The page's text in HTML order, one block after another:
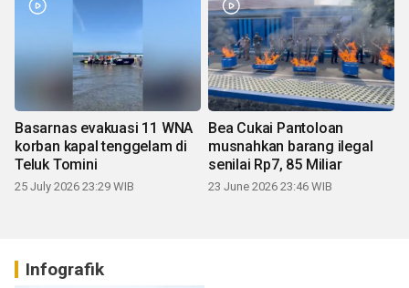
Basarnas evakuasi 11 WNA
korban kapal tenggelam di
Teluk Tomini
25 July 2026 23:29 WIB
Bea Cukai Pantoloan
musnahkan barang ilegal
senilai Rp7, 85 Miliar
23 June 2026 23:46 WIB
Infografik